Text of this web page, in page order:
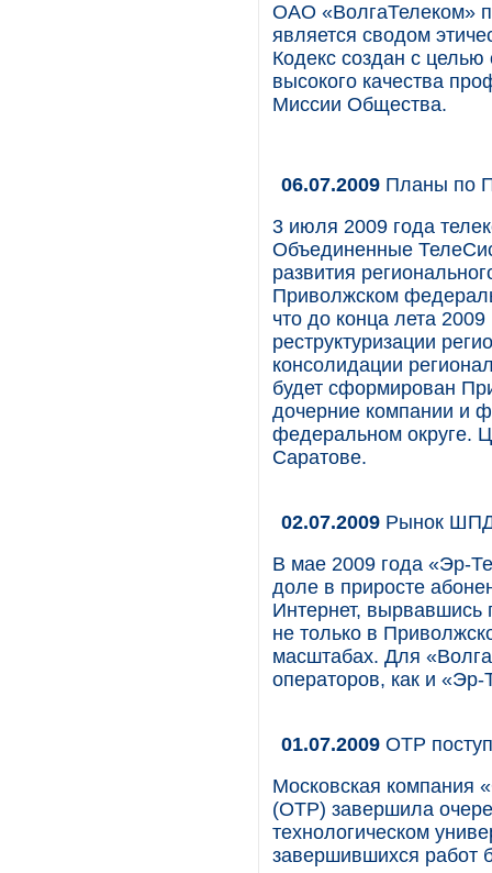
ОАО «ВолгаТелеком»
является сводом
Кодекс создан с
высокого качества
Миссии Общества.
06.07.2009 Планы по
3 июля 2009 года
Объединенные
развития
Приволжском
что до конца лета
реструктуризации
консолидации
будет сформирован
дочерние компании и
федеральном округе.
Саратове.
02.07.2009 Рынок
В мае 2009 года «Эр-
доле в приросте
Интернет, вырвавшись
не только в
масштабах. Для
операторов, как и
01.07.2009 ОТР
Московская компания
(ОТР) завершила
технологическом
завершившихся работ